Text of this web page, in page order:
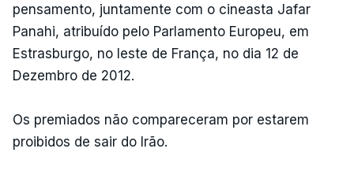
pensamento, juntamente com o cineasta Jafar
Panahi, atribuído pelo Parlamento Europeu, em
Estrasburgo, no leste de França, no dia 12 de
Dezembro de 2012.
Os premiados não compareceram por estarem
proibidos de sair do Irão.